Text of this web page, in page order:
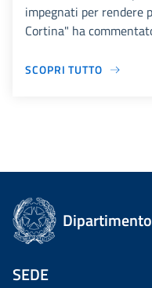
impegnati per rendere
Cortina" ha
SCOPRI TUTTO
SEDE